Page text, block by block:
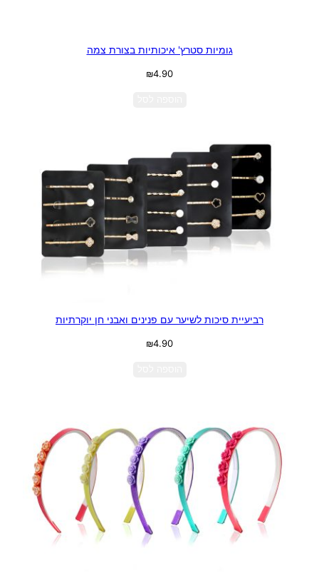
גומיות סטרץ' איכותיות בצורת צמה
₪4.90
רביעיית סיכות לשיער עם פנינים ואבני חן יוקרתיות
₪4.90